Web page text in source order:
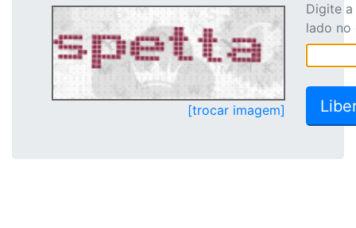
[trocar imagem]
Digite
lado no